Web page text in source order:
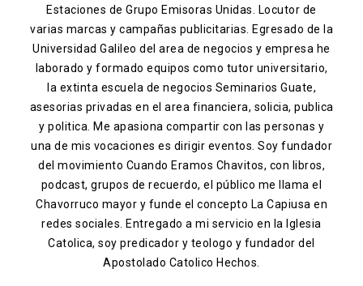
Anunciarse conmigo
Contacto
Estaciones de Grupo Emisoras Unidas. Locutor de
varias marcas y campañas publicitarias. Egresado de la
Universidad Galileo del area de negocios y empresa he
laborado y formado equipos como tutor universitario,
la extinta escuela de negocios Seminarios Guate,
asesorias privadas en el area financiera, solicia, publica
y politica. Me apasiona compartir con las personas y
una de mis vocaciones es dirigir eventos. Soy fundador
del movimiento Cuando Eramos Chavitos, con libros,
podcast, grupos de recuerdo, el público me llama el
Chavorruco mayor y funde el concepto La Capiusa en
redes sociales. Entregado a mi servicio en la Iglesia
Catolica, soy predicador y teologo y fundador del
Apostolado Catolico Hechos.